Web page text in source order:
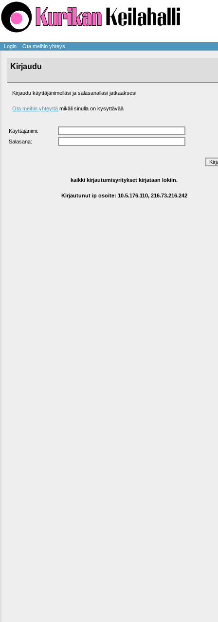
Login Ota meihin yhteys
Kirjaudu
Kirjaudu käyttäjänimelläsi ja salasanallasi jatkaaksesi
Ota meihin yhteyttä mikäli sinulla on kysyttävää
Käyttäjänimi:
Salasana:
kaikki kirjautumisyritykset kirjataan lokiin.
Kirjautunut ip osoite: 10.5.176.110, 216.73.216.242